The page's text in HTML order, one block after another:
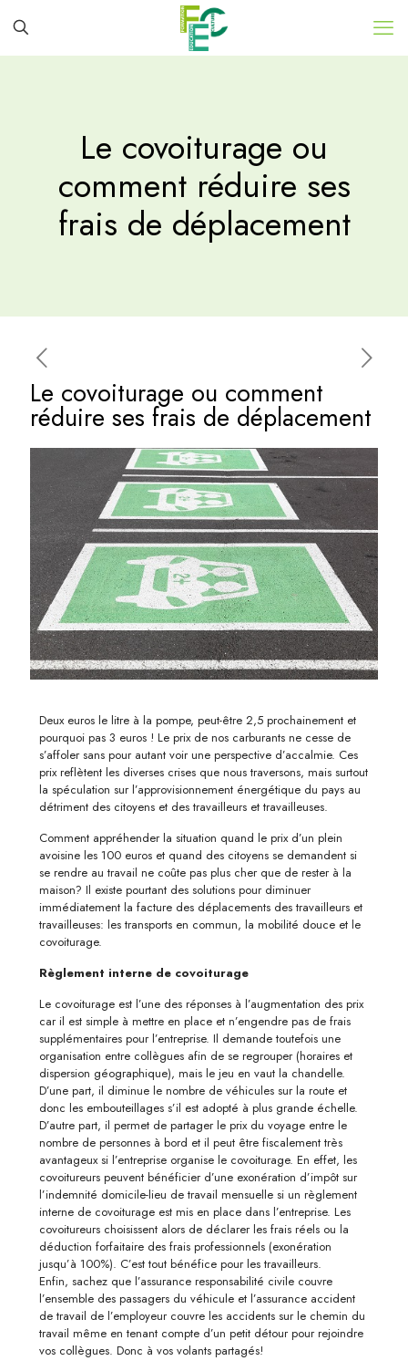
Le covoiturage ou
comment réduire ses
frais de déplacement
Le covoiturage ou comment
réduire ses frais de déplacement
Deux euros le litre à la pompe, peut-être 2,5 prochainement et
pourquoi pas 3 euros ! Le prix de nos carburants ne cesse de
s’affoler sans pour autant voir une perspective d’accalmie. Ces
prix reflètent les diverses crises que nous traversons, mais surtout
la spéculation sur l’approvisionnement énergétique du pays au
détriment des citoyens et des travailleurs et travailleuses.
Comment appréhender la situation quand le prix d’un plein
avoisine les 100 euros et quand des citoyens se demandent si
se rendre au travail ne coûte pas plus cher que de rester à la
maison? Il existe pourtant des solutions pour diminuer
immédiatement la facture des déplacements des travailleurs et
travailleuses: les transports en commun, la mobilité douce et le
covoiturage.
Règlement interne de covoiturage
Le covoiturage est l’une des réponses à l’augmentation des prix
car il est simple à mettre en place et n’engendre pas de frais
supplémentaires pour l’entreprise. Il demande toutefois une
organisation entre collègues afin de se regrouper (horaires et
dispersion géographique), mais le jeu en vaut la chandelle.
D’une part, il diminue le nombre de véhicules sur la route et
donc les embouteillages s’il est adopté à plus grande échelle.
D’autre part, il permet de partager le prix du voyage entre le
nombre de personnes à bord et il peut être fiscalement très
avantageux si l’entreprise organise le covoiturage. En effet, les
covoitureurs peuvent bénéficier d’une exonération d’impôt sur
l’indemnité domicile-lieu de travail mensuelle si un règlement
interne de covoiturage est mis en place dans l’entreprise. Les
covoitureurs choisissent alors de déclarer les frais réels ou la
déduction forfaitaire des frais professionnels (exonération
jusqu’à 100%). C’est tout bénéfice pour les travailleurs.
Enfin, sachez que l’assurance responsabilité civile couvre
l’ensemble des passagers du véhicule et l’assurance accident
de travail de l’employeur couvre les accidents sur le chemin du
travail même en tenant compte d’un petit détour pour rejoindre
vos collègues. Donc à vos volants partagés!